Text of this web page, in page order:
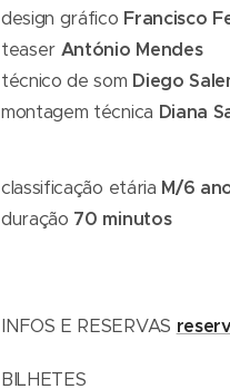
design gráfico Francisco
teaser António Mendes
técnico de som Diego
montagem técnica Diana
classificação etária M/6
duração 70 minutos
INFOS E RESERVAS
BILHETES